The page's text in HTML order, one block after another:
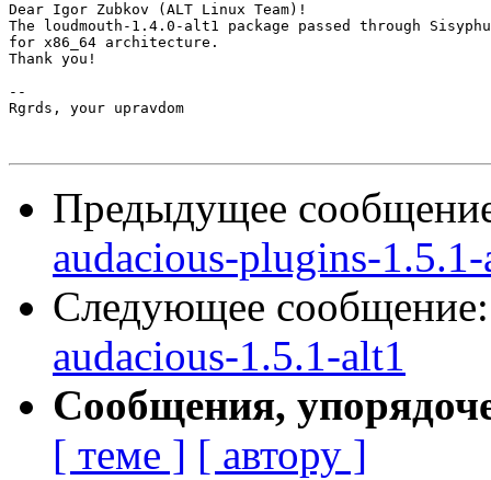
Dear Igor Zubkov (ALT Linux Team)!
The loudmouth-1.4.0-alt1 package passed through
for x86_64 architecture.
Thank you!
--
Rgrds, your upravdom
Предыдущее
audacious-plugins-
Следующее
audacious-1.5.1-alt1
Сообщения,
[ теме ] [ автору ]